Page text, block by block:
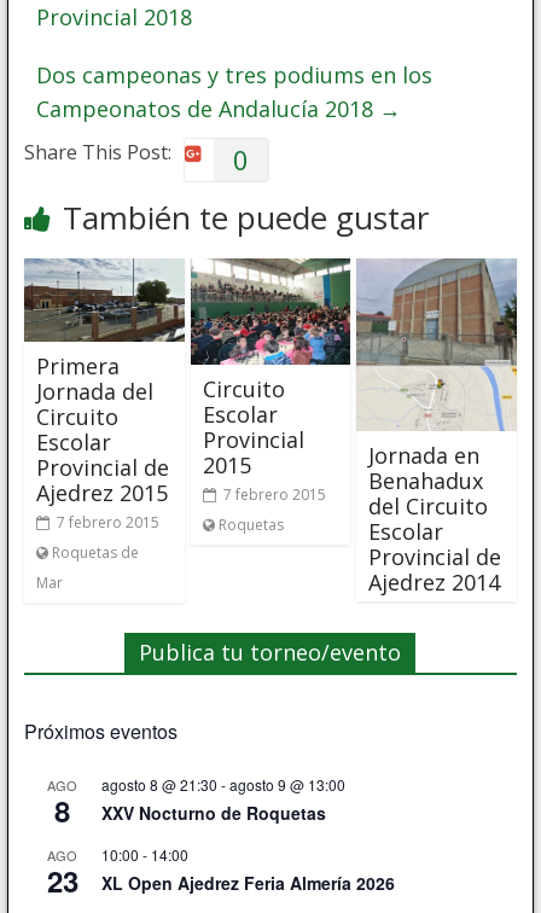
Provincial 2018
Dos campeonas y tres podiums en los
Campeonatos de Andalucía 2018 →
Share This Post: 0
También te puede gustar
Primera
Jornada del
Circuito
Escolar
Provincial de
Ajedrez 2015
7 febrero 2015
Roquetas de
Mar
Circuito
Escolar
Provincial
2015
7 febrero 2015
Roquetas
Jornada en
Benahadux
del Circuito
Escolar
Provincial de
Ajedrez 2014
Publica tu torneo/evento
Próximos eventos
AGO
8
agosto 8 @ 21:30 -agosto 9 @ 13:00
XXV Nocturno de Roquetas
AGO
23
10:00 - 14:00
XL Open Ajedrez Feria Almería 2026